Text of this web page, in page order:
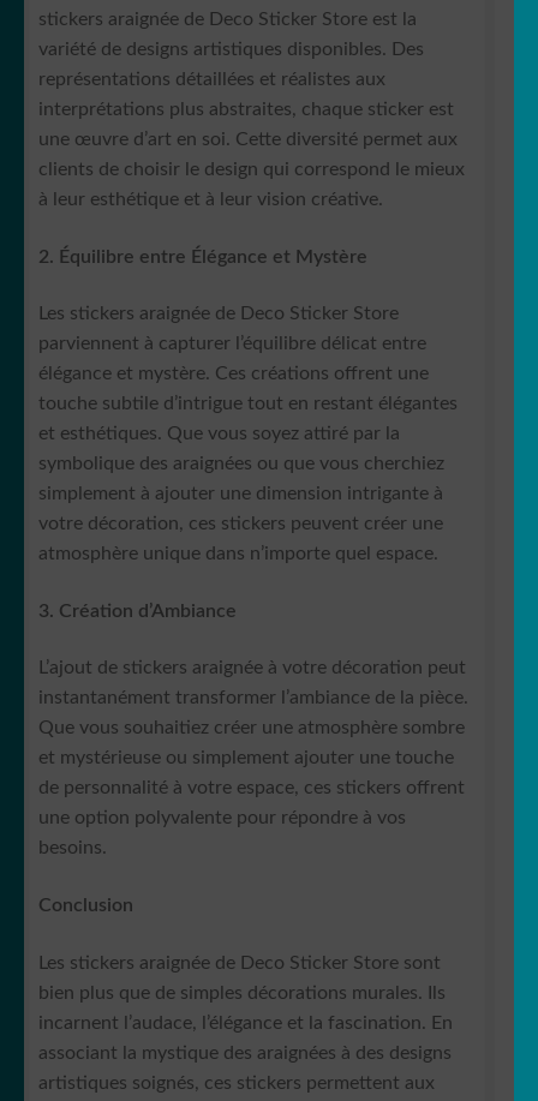
stickers araignée de Deco Sticker Store est la
variété de designs artistiques disponibles. Des
représentations détaillées et réalistes aux
interprétations plus abstraites, chaque sticker est
une œuvre d’art en soi. Cette diversité permet aux
clients de choisir le design qui correspond le mieux
à leur esthétique et à leur vision créative.
2. Équilibre entre Élégance et Mystère
Les stickers araignée de Deco Sticker Store
parviennent à capturer l’équilibre délicat entre
élégance et mystère. Ces créations offrent une
touche subtile d’intrigue tout en restant élégantes
et esthétiques. Que vous soyez attiré par la
symbolique des araignées ou que vous cherchiez
simplement à ajouter une dimension intrigante à
votre décoration, ces stickers peuvent créer une
atmosphère unique dans n’importe quel espace.
3. Création d’Ambiance
L’ajout de stickers araignée à votre décoration peut
instantanément transformer l’ambiance de la pièce.
Que vous souhaitiez créer une atmosphère sombre
et mystérieuse ou simplement ajouter une touche
de personnalité à votre espace, ces stickers offrent
une option polyvalente pour répondre à vos
besoins.
Conclusion
Les stickers araignée de Deco Sticker Store sont
bien plus que de simples décorations murales. Ils
incarnent l’audace, l’élégance et la fascination. En
associant la mystique des araignées à des designs
artistiques soignés, ces stickers permettent aux